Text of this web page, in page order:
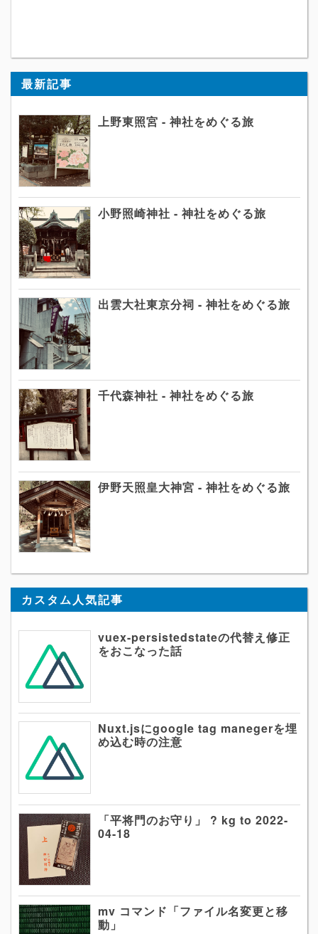
最新記事
上野東照宮 - 神社をめぐる旅
小野照崎神社 - 神社をめぐる旅
出雲大社東京分祠 - 神社をめぐる旅
千代森神社 - 神社をめぐる旅
伊野天照皇大神宮 - 神社をめぐる旅
カスタム人気記事
vuex-persistedstateの代替え修正
をおこなった話
Nuxt.jsにgoogle tag manegerを埋
め込む時の注意
「平将門のお守り」 ? kg to 2022-
04-18
mv コマンド「ファイル名変更と移
動」